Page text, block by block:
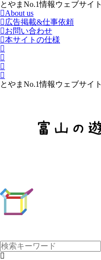
とやまNo.1情報ウェブサイト
About us
広告掲載&仕事依頼
お問い合わせ
本サイトの仕様
とやまNo.1情報ウェブサイト